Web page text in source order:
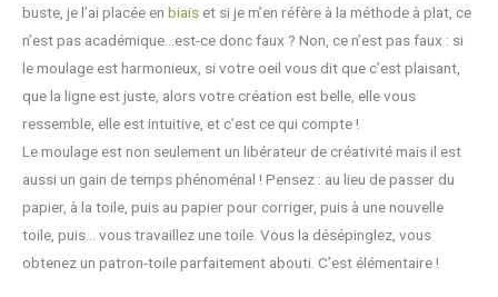
buste, je l’ai placée en biais et si je m’en réfère à la méthode à plat, ce
n’est pas académique…est-ce donc faux ? Non, ce n’est pas faux : si
le moulage est harmonieux, si votre oeil vous dit que c’est plaisant,
que la ligne est juste, alors votre création est belle, elle vous
ressemble, elle est intuitive, et c’est ce qui compte !
Le moulage est non seulement un libérateur de créativité mais il est
aussi un gain de temps phénoménal ! Pensez : au lieu de passer du
papier, à la toile, puis au papier pour corriger, puis à une nouvelle
toile, puis… vous travaillez une toile. Vous la désépinglez, vous
obtenez un patron-toile parfaitement abouti. C’est élémentaire !